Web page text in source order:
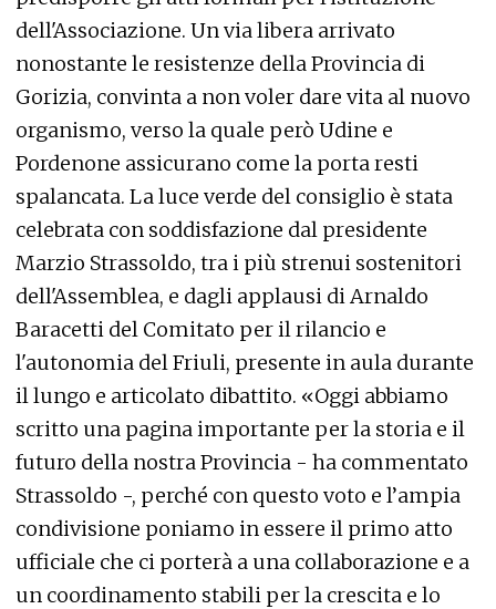
dell'Associazione. Un via libera arrivato
nonostante le resistenze della Provincia di
Gorizia, convinta a non voler dare vita al nuovo
organismo, verso la quale però Udine e
Pordenone assicurano come la porta resti
spalancata. La luce verde del consiglio è stata
celebrata con soddisfazione dal presidente
Marzio Strassoldo, tra i più strenui sostenitori
dell'Assemblea, e dagli applausi di Arnaldo
Baracetti del Comitato per il rilancio e
l'autonomia del Friuli, presente in aula durante
il lungo e articolato dibattito. «Oggi abbiamo
scritto una pagina importante per la storia e il
futuro della nostra Provincia - ha commentato
Strassoldo -, perché con questo voto e l’ampia
condivisione poniamo in essere il primo atto
ufficiale che ci porterà a una collaborazione e a
un coordinamento stabili per la crescita e lo